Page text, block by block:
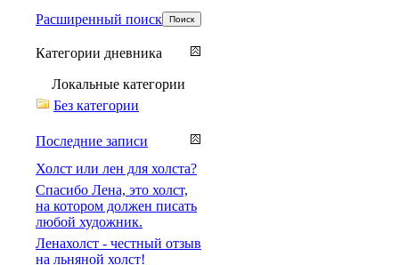
Расширенный поиск
Категории дневника
Локальные категории
Без категории
Последние записи
Холст или лен для холста?
Спасибо Лена, это холст,
на котором должен писать
любой художник.
Ленахолст - честный отзыв
на льняной холст!